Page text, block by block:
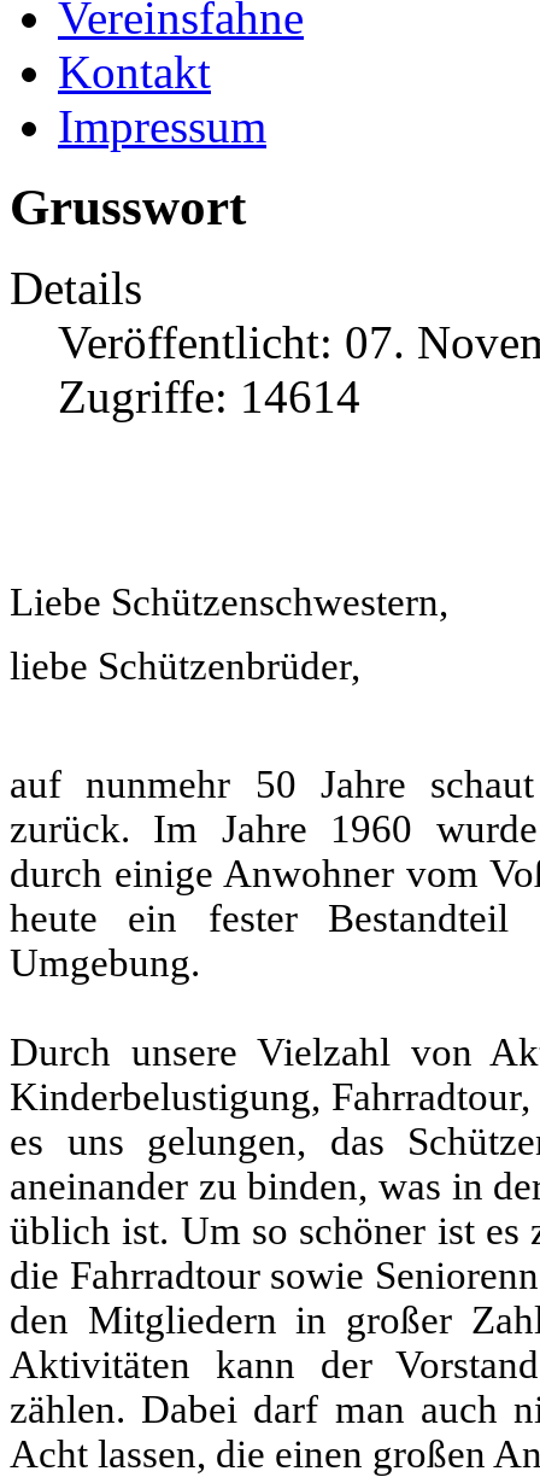
Vereinsfahne
Kontakt
Impressum
Grusswort
Details
Veröffentlicht: 07.
Zugriffe: 14614
Liebe Schützenschwestern,
liebe Schützenbrüder,
auf nunmehr 50 Jahre
zurück. Im Jahre 1960
durch einige Anwohner vom
heute ein fester
Umgebung.
Durch unsere Vielzahl von
Kinderbelustigung,
es uns gelungen, das
aneinander zu binden, was in
üblich ist. Um so schöner ist es
die Fahrradtour sowie
den Mitgliedern in großer
Aktivitäten kann der
zählen. Dabei darf man auch
Acht lassen, die einen großen